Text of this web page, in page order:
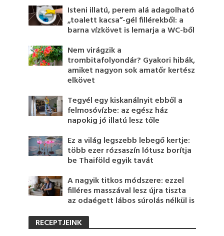
Isteni illatú, perem alá adagolható
„toalett kacsa”-gél fillérekből: a
barna vízkövet is lemarja a WC-ből
Nem virágzik a
trombitafolyondár? Gyakori hibák,
amiket nagyon sok amatőr kertész
elkövet
Tegyél egy kiskanálnyit ebből a
felmosóvízbe: az egész ház
napokig jó illatú lesz tőle
Ez a világ legszebb lebegő kertje:
több ezer rózsaszín lótusz borítja
be Thaiföld egyik tavát
A nagyik titkos módszere: ezzel
filléres masszával lesz újra tiszta
az odaégett lábos súrolás nélkül is
RECEPTJEINK